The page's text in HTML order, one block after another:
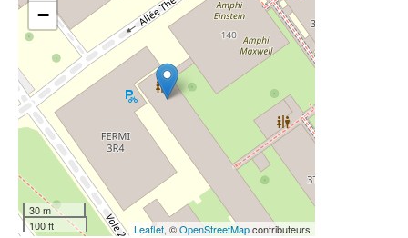
−
30 m
100 ft
Leaflet, ©OpenStreetMapcontributeurs